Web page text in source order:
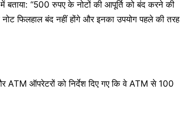
बताया: “500 रुपए के नोटों की आपूर्ति को बंद करने की
फिलहाल बंद नहीं होंगे और इनका उपयोग पहले की तरह
ऑपरेटरों को निर्देश दिए गए कि वे ATM से 100